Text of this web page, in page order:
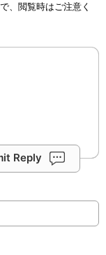
、閲覧時はご注意く
Reply